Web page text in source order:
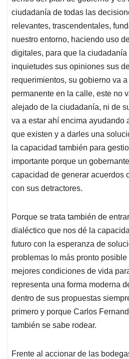
ciudadanía de todas las
relevantes, trascendentales,
nuestro entorno, haciendo uso
digitales, para que la
inquietudes sus opiniones sus
requerimientos, su gobierno va
permanente en la calle, este no
alejado de la ciudadanía, ni de
va a estar ahí encima ayudando
que existen y a darles una
la capacidad también para
importante porque un
capacidad de generar acuerdos
con sus detractores.
Porque se trata también de
dialéctico que nos dé la
futuro con la esperanza de
problemas lo más pronto
mejores condiciones de vida
representa una forma moderna
dentro de sus propuestas
primero y porque Carlos
también se sabe rodear.
Frente al accionar de las